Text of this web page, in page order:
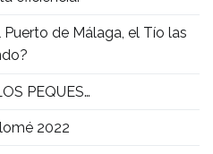
de Málaga, el Tío las
PEQUES…
2022